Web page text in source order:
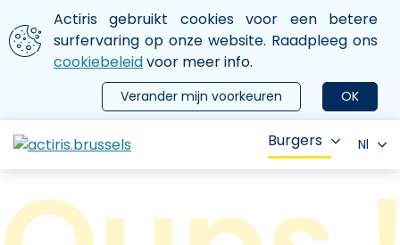
Aller au contenu principal
We gebruiken cookies
Actiris gebruikt cookies voor een betere
surfervaring op onze website. Raadpleeg ons
cookiebeleidvoor meer info.
OK
Verander mijn voorkeuren
le menu
Burgers Nl